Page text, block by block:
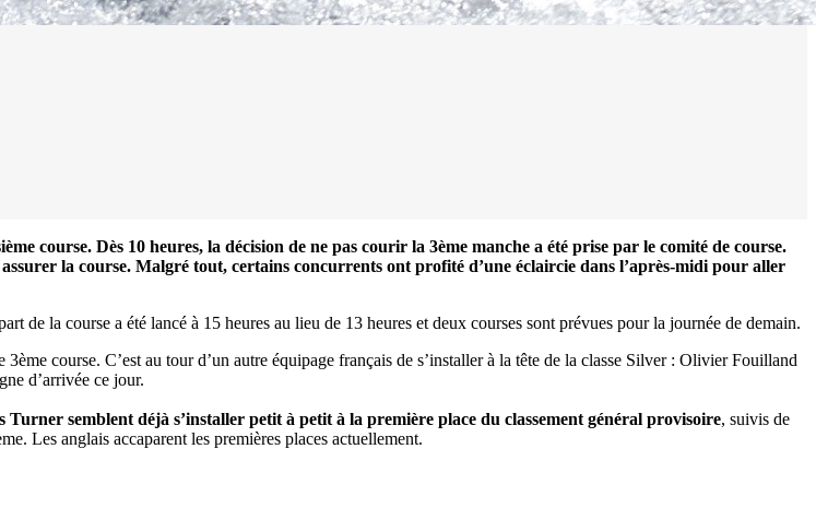
franchit la barre mythique des 50 noeuds
SP80
2025
course. Dès 10 heures, la décision de ne pas courir la 3ème manche a été prise par le comité de course.
la course. Malgré tout, certains concurrents ont profité d’une éclaircie dans l’après-midi pour aller
de la course a été lancé à 15 heures au lieu de 13 heures et deux courses sont prévues pour la journée de demain.
course. C’est au tour d’un autre équipage français de s’installer à la tête de la classe Silver : Olivier Fouilland
d’arrivée ce jour.
semblent déjà s’installer petit à petit à la première place du classement général provisoire, suivis de
Les anglais accaparent les premières places actuellement.